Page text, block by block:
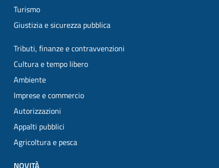
Turismo
Giustizia e sicurezza pubblica
Tributi, finanze e contravvenzioni
Cultura e tempo libero
Ambiente
Imprese e commercio
Autorizzazioni
Appalti pubblici
Agricoltura e pesca
NOVITÀ